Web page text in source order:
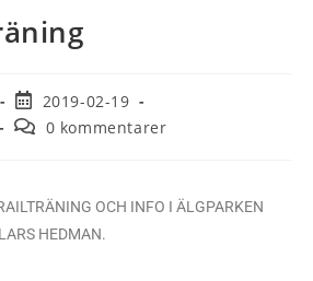
2019-02-19
0 kommentarer
OCH INFO I ÄLGPARKEN
HEDMAN.